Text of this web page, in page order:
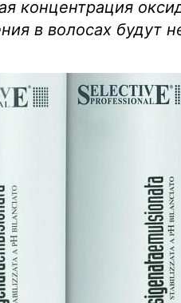
концентрация
в волосах будут